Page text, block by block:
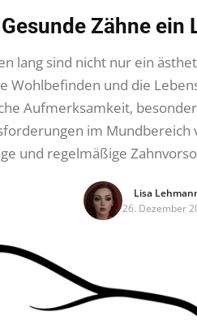
Gesunde Zähne ein
lang sind nicht nur ein
Wohlbefinden und die
Aufmerksamkeit,
im
und regelmäßige
Lisa
26. Dezember